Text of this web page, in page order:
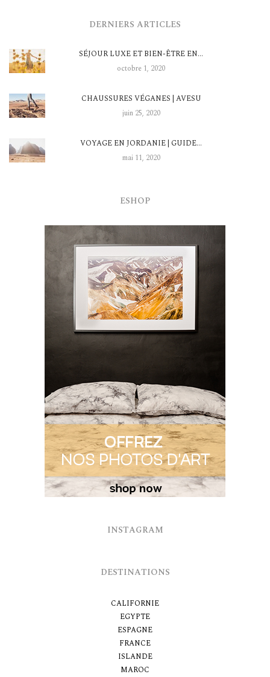
DERNIERS ARTICLES
SÉJOUR LUXE ET BIEN-ÊTRE EN…
octobre 1, 2020
CHAUSSURES VÉGANES | AVESU
juin 25, 2020
VOYAGE EN JORDANIE | GUIDE…
mai 11, 2020
ESHOP
INSTAGRAM
DESTINATIONS
CALIFORNIE
EGYPTE
ESPAGNE
FRANCE
ISLANDE
MAROC